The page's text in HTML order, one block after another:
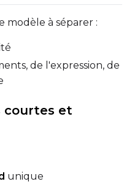
Height
modèle à séparer :
de l'expression, de
courtes et
unique